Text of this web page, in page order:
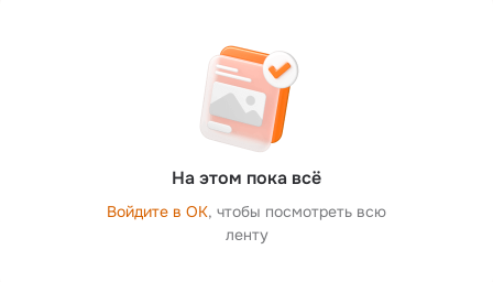
На этом пока всё
Войдите в ОК, чтобы посмотреть всю
ленту